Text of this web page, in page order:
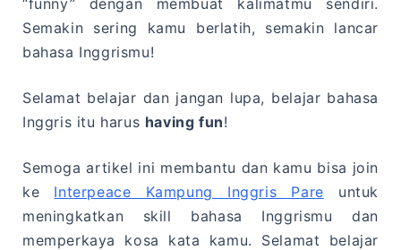
Semakin sering kamu berlatih, semakin lancar
bahasa Inggrismu!
Selamat belajar dan jangan lupa, belajar bahasa
Inggris itu harus having fun!
Semoga artikel ini membantu dan kamu bisa join
ke Interpeace Kampung Inggris Pare untuk
meningkatkan skill bahasa Inggrismu dan
memperkaya kosa kata kamu. Selamat belajar